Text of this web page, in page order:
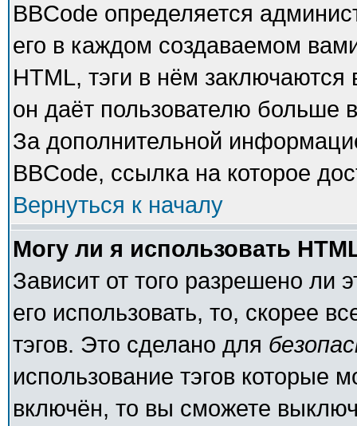
BBCode определяется
его в каждом создаваемом
HTML, тэги в нём
он даёт пользователю больше
За дополнительной
BBCode, ссылка на которое
Вернуться к началу
Могу ли я использовать
Зависит от того разрешено ли
его использовать, то, скорее
тэгов. Это сделано для
использование тэгов которые
включён, то вы сможете